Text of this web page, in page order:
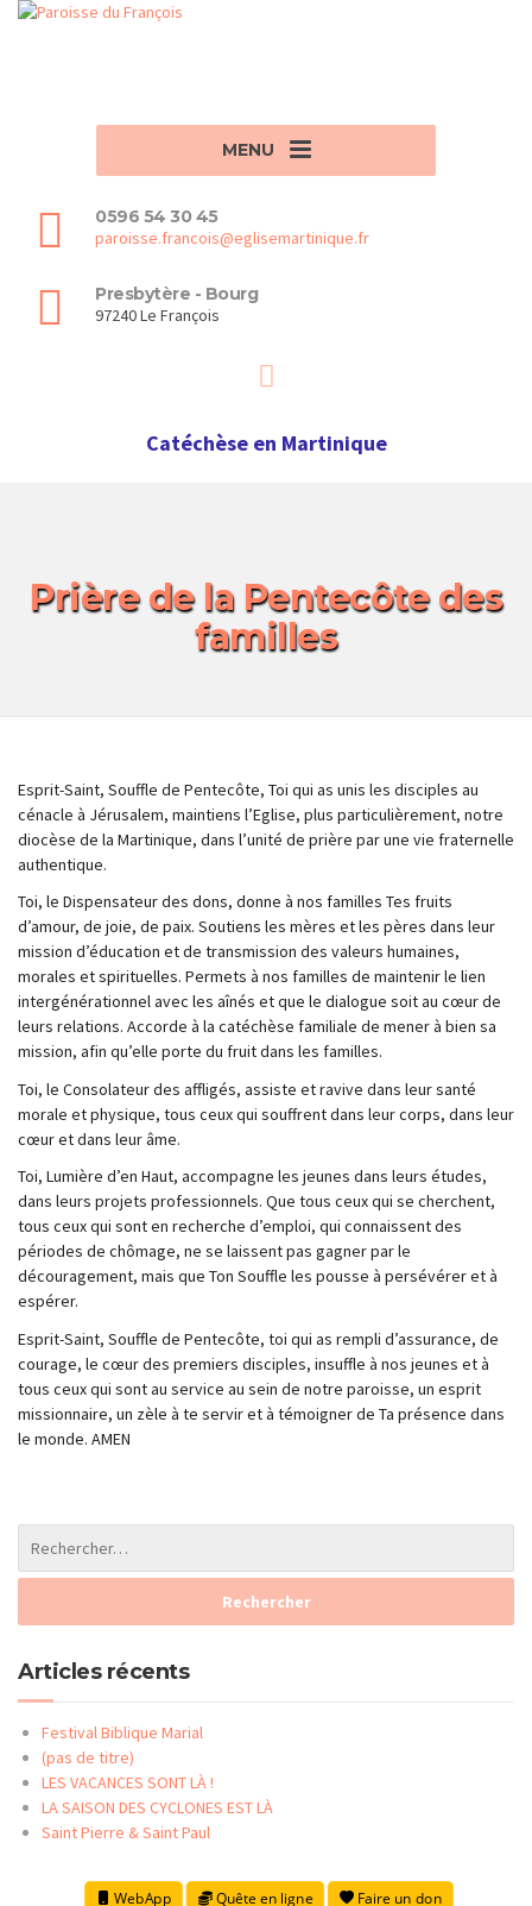
MENU
0596 54 30 45
paroisse.francois@eglisemartinique.fr
Presbytère - Bourg
97240 Le François
Catéchèse en Martinique
Prière de la Pentecôte des
familles
Esprit-Saint, Souffle de Pentecôte, Toi qui as unis les disciples au
cénacle à Jérusalem, maintiens l’Eglise, plus particulièrement, notre
diocèse de la Martinique, dans l’unité de prière par une vie fraternelle
authentique.
Toi, le Dispensateur des dons, donne à nos familles Tes fruits
d’amour, de joie, de paix. Soutiens les mères et les pères dans leur
mission d’éducation et de transmission des valeurs humaines,
morales et spirituelles. Permets à nos familles de maintenir le lien
intergénérationnel avec les aînés et que le dialogue soit au cœur de
leurs relations. Accorde à la catéchèse familiale de mener à bien sa
mission, afin qu’elle porte du fruit dans les familles.
Toi, le Consolateur des affligés, assiste et ravive dans leur santé
morale et physique, tous ceux qui souffrent dans leur corps, dans leur
cœur et dans leur âme.
Toi, Lumière d’en Haut, accompagne les jeunes dans leurs études,
dans leurs projets professionnels. Que tous ceux qui se cherchent,
tous ceux qui sont en recherche d’emploi, qui connaissent des
périodes de chômage, ne se laissent pas gagner par le
découragement, mais que Ton Souffle les pousse à persévérer et à
espérer.
Esprit-Saint, Souffle de Pentecôte, toi qui as rempli d’assurance, de
courage, le cœur des premiers disciples, insuffle à nos jeunes et à
tous ceux qui sont au service au sein de notre paroisse, un esprit
missionnaire, un zèle à te servir et à témoigner de Ta présence dans
le monde. AMEN
Articles récents
Festival Biblique Marial
(pas de titre)
LES VACANCES SONT LÀ !
LA SAISON DES CYCLONES EST LÀ
Saint Pierre & Saint Paul